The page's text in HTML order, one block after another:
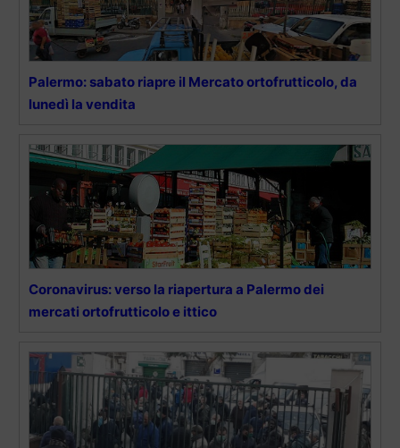
Palermo: sabato riapre il Mercato ortofrutticolo, da
lunedì la vendita
Coronavirus: verso la riapertura a Palermo dei
mercati ortofrutticolo e ittico